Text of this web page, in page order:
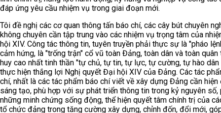
đáp ứng yêu cầu nhiệm vụ trong giai đoạn mới.
Tôi đề nghị các cơ quan thông tấn báo chí, các cây bút chuyên
không chuyên cần tập trung vào các nhiệm vụ trọng tâm của
hội XIV. Công tác thông tin, tuyên truyền phải thực sự là "pháo
cảm hứng, là "trống trận" cổ vũ toàn Đảng, toàn dân và toàn quân
huy cao nhất tinh thần "tự chủ, tự tin, tự lực, tự cường, tự hào dân
thực hiện thắng lợi Nghị quyết Đại hội XIV của Đảng. Các tác
chí, nhất là các tác phẩm báo chí viết về xây dựng Đảng cần hiện
sáng tạo, phù hợp với sự phát triển thông tin trong kỷ nguyên số,
những minh chứng sống động, thể hiện quyết tâm chính trị của
tổ chức đảng trong tăng cường xây dựng, chỉnh đốn, đổi mới,